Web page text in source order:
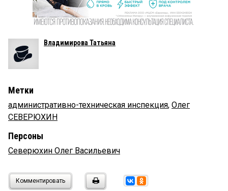
Владимирова Татьяна
Метки
административно-техническая инспекция, Олег
СЕВЕРЮХИН
Персоны
Северюхин Олег Васильевич
Комментировать